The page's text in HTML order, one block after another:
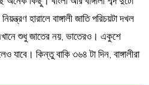
হারালে বাঙ্গালী জাতি পরিচয়টা দখল
শুধু জাতের নয়, ভাতেরও। একুশে
কিন্তু বাকি ৩৬৪ টা দিন, বাঙ্গালীরা